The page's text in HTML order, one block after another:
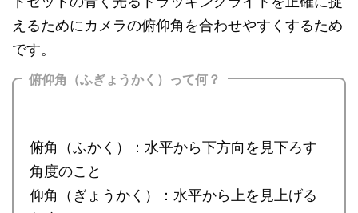
えるためにカメラの俯仰角を合わせやすくするため
です。
俯仰角（ふぎょうかく）って何？
俯角（ふかく）：水平から下方向を見下ろす
角度のこと
仰角（ぎょうかく）：水平から上を見上げる